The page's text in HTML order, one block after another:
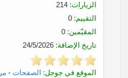
الزيارات:
التقييم:
المقيّمين:
تاريخ الإضافة:
الموقع في جوجل: الصفحات -